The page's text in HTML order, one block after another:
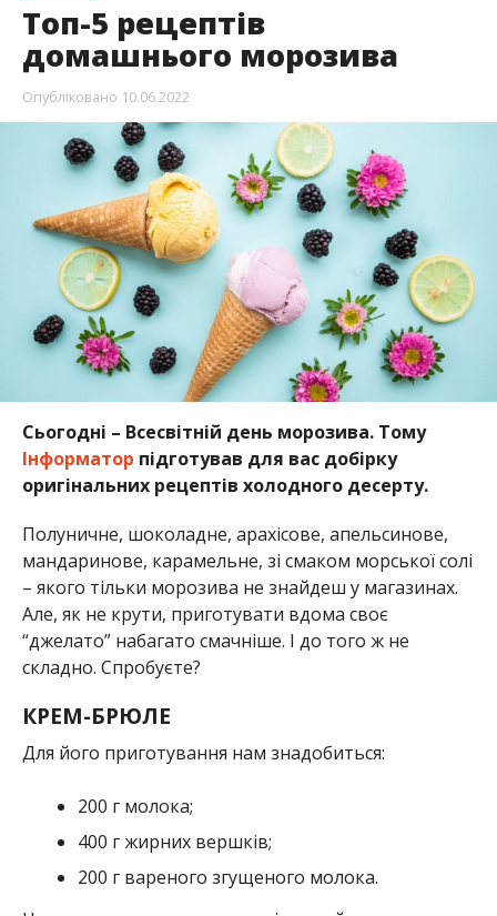
Топ-5 рецептів
домашнього морозива
Опубліковано 10.06.2022
Сьогодні – Всесвітній день морозива. Тому
Інформатор підготував для вас добірку
оригінальних рецептів холодного десерту.
Полуничне, шоколадне, арахісове, апельсинове,
мандаринове, карамельне, зі смаком морської солі
– якого тільки морозива не знайдеш у магазинах.
Але, як не крути, приготувати вдома своє
“джелато” набагато смачніше. І до того ж не
складно. Спробуєте?
КРЕМ-БРЮЛЕ
Для його приготування нам знадобиться:
200 г молока;
400 г жирних вершків;
200 г вареного згущеного молока.